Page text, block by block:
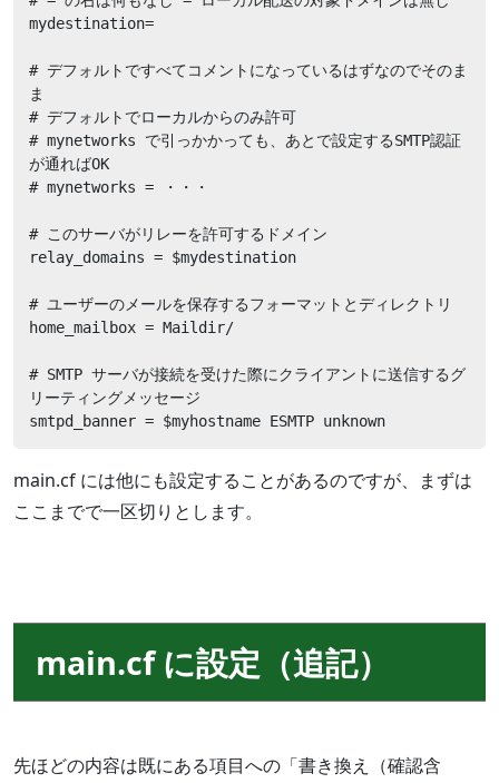
mydestination=
# デフォルトですべてコメントになっているはずなのでそのま
ま
# デフォルトでローカルからのみ許可
# mynetworks で引っかかっても、あとで設定するSMTP認証
が通ればOK
# mynetworks = ・・・
# このサーバがリレーを許可するドメイン
relay_domains = $mydestination
# ユーザーのメールを保存するフォーマットとディレクトリ
home_mailbox = Maildir/
# SMTP サーバが接続を受けた際にクライアントに送信するグ
リーティングメッセージ
smtpd_banner = $myhostname ESMTP unknown
main.cf には他にも設定することがあるのですが、まずは
ここまでで一区切りとします。
main.cf に設定（追記）
先ほどの内容は既にある項目への「書き換え（確認含